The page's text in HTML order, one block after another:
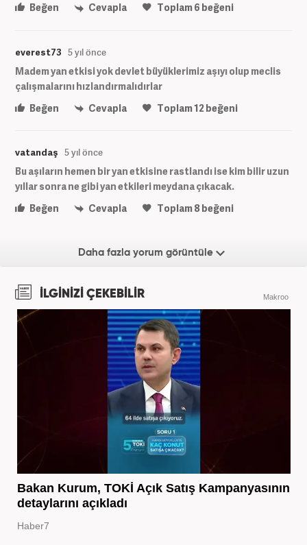
Beğen
Cevapla Toplam6 beğeni
everest73 5 yıl önce
Madem yan etkisi yok devlet büyüklerimiz aşıyı olup meclis
çalışmalarını hızlandırmalıdırlar
Beğen
Cevapla Toplam12 beğeni
vatandaş 5 yıl önce
Bu aşıların hemen bir yan etkisine rastlandı ise kim bilir uzun
yıllar sonra ne gibi yan etkileri meydana çıkacak.
Beğen
Cevapla Toplam8beğeni
Daha fazla yorum görüntüle
İLGİNİZİ ÇEKEBİLİR Makroo
Bakan Kurum, TOKİ Açık Satış Kampanyasının
detaylarını açıkladı
Haber7